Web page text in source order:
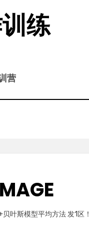
练
营
叶斯模型平均方法 发1区！